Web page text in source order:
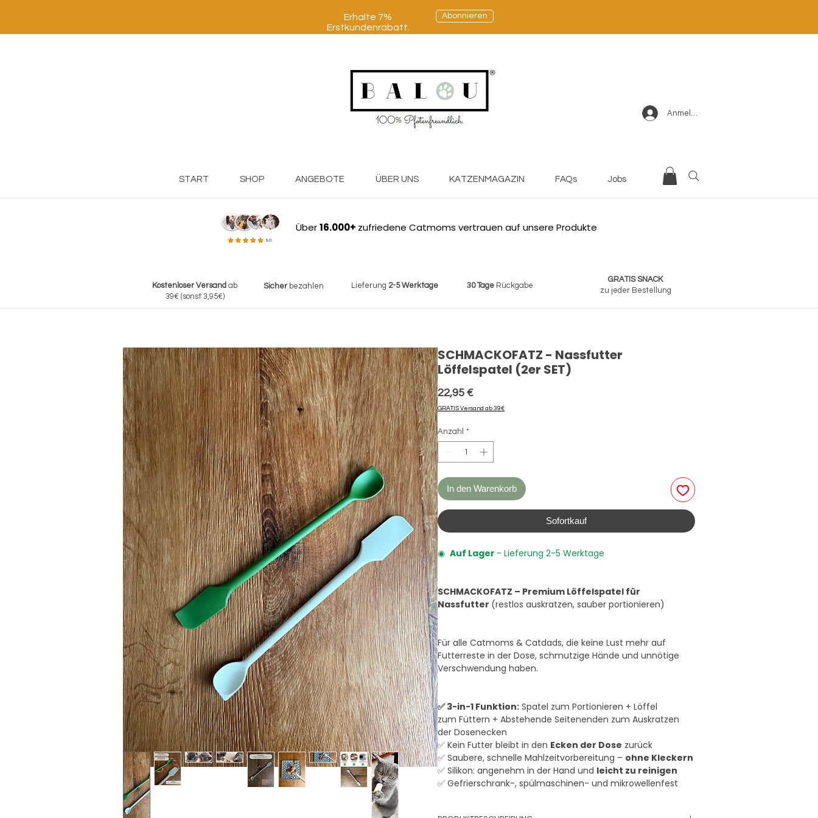
Erhalte 7%
Erstkundenrabatt.
Abonnieren
Anmelden
START SHOP ANGEBOTE ÜBER UNS KATZENMAGAZIN FAQs Jobs
Über16.000+ zufriedene Catmoms vertrauen auf unsere Produkte
Kostenloser Versand ab
39€ (sonst 3,95€)
Sicherbezahlen Lieferung 2-5 Werktage 30 Tage Rückgabe
GRATIS SNACK
zu jeder Bestellung
SCHMACKOFATZ - Nassfutter
Löffelspatel (2er SET)
22,95 €Preis
GRATIS Versand ab 39€
Anzahl *
In den Warenkorb
Sofortkauf
◉ Auf Lager - Lieferung 2-5 Werktage
SCHMACKOFATZ – Premium Löffelspatel für
Nassfutter (restlos auskratzen, sauber portionieren)
Für alle Catmoms & Catdads, die keine Lust mehr auf
Futterreste in der Dose, schmutzige Hände und unnötige
Verschwendung haben.
✅ 3-in-1 Funktion: Spatel zum Portionieren + Löffel
zum Füttern + Abstehende Seitenenden zum Auskratzen
der Dosenecken
✅ Kein Futter bleibt in den Ecken der Dose zurück
✅ Saubere, schnelle Mahlzeitvorbereitung – ohne Kleckern
✅ Silikon: angenehm in der Hand und leicht zu reinigen
✅ Gefrierschrank-, spülmaschinen- und mikrowellenfest